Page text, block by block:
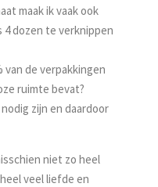
maak ik vaak ook
4 dozen te verknippen
de verpakkingen
ruimte bevat?
zijn en daardoor
niet zo heel
veel liefde en